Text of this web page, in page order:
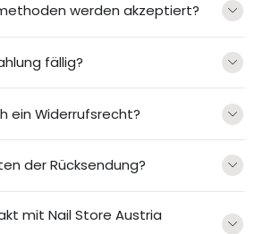
werden akzeptiert?
fällig?
ein Widerrufsrecht?
der Rücksendung?
mit Nail Store Austria